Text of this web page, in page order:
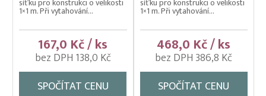
1×1 m. Při vytahování...
167,0 Kč / ks
bez DPH 138,0 Kč
SPOČÍTAT CENU
1×1 m. Při vytahování...
468,0 Kč / ks
bez DPH 386,8 Kč
SPOČÍTAT CENU